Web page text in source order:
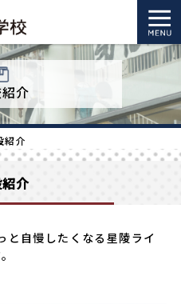
介
紹介
介
と自慢したくなる星陵ライ